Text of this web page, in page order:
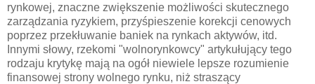
rynkowej, znaczne zwiększenie możliwości skutecznego
zarządzania ryzykiem, przyśpieszenie korekcji cenowych
poprzez przekłuwanie baniek na rynkach aktywów, itd.
Innymi słowy, rzekomi "wolnorynkowcy" artykułujący tego
rodzaju krytykę mają na ogół niewiele lepsze rozumienie
finansowej strony wolnego rynku, niż straszący